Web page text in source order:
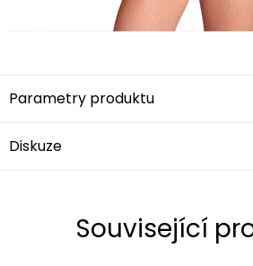
Parametry produktu
Diskuze
Související